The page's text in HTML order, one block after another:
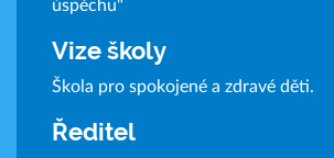
úspěchu"
Vize školy
Škola pro spokojené a zdravé děti.
Ředitel